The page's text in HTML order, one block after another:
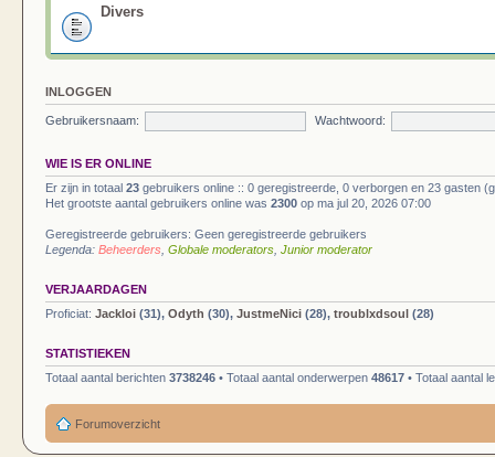
Divers
INLOGGEN
Gebruikersnaam: Wachtwoord:
WIE IS ER ONLINE
Er zijn in totaal 23 gebruikers online :: 0 geregistreerde, 0 verborgen en 23 gasten
Het grootste aantal gebruikers online was 2300 op ma jul 20, 2026 07:00
Geregistreerde gebruikers: Geen geregistreerde gebruikers
Legenda: Beheerders Globale moderators Junior moderator
VERJAARDAGEN
Proficiat: Jackloi (31), Odyth (30), JustmeNici (28), troublxdsoul (28)
STATISTIEKEN
Totaal aantal berichten 3738246 • Totaal aantal onderwerpen 48617 • Totaal aantal
Forumoverzicht